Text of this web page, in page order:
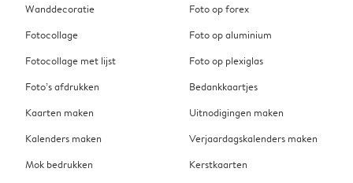
Wanddecoratie
Fotocollage
Fotocollage met lijst
Foto’s afdrukken
Kaarten maken
Kalenders maken
Mok bedrukken
Foto op forex
Foto op aluminium
Foto op plexiglas
Bedankkaartjes
Uitnodigingen maken
Verjaardagskalenders maken
Kerstkaarten